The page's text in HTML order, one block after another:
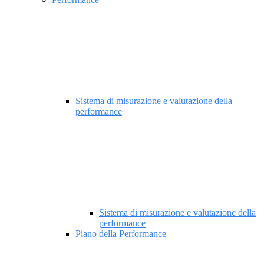
Sistema di misurazione e valutazione della
performance
Sistema di misurazione e valutazione della
performance
Piano della Performance